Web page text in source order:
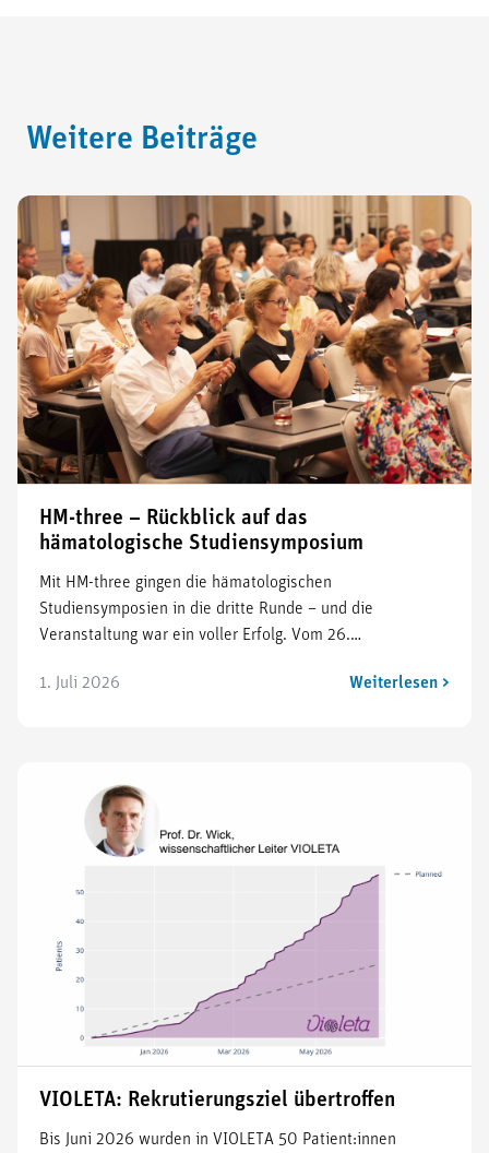
Weitere Beiträge
HM-three – Rückblick auf das
hämatologische Studiensymposium
Mit HM-three gingen die hämatologischen
Studiensymposien in die dritte Runde – und die
Veranstaltung war ein voller Erfolg. Vom 26.…
1. Juli 2026 Weiterlesen >
VIOLETA: Rekrutierungsziel übertroffen
Bis Juni 2026 wurden in VIOLETA 50 Patient:innen